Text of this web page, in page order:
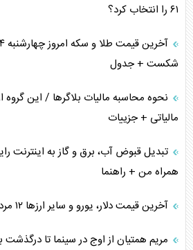
۶۱ را انتخاب کرد؟
شکست + جدول
نحوه محاسبه مالیات بلاگر‌ها / این گروه
مالیاتی + جزییات
تبدیل قبوض آب، برق و گاز به اینترنت
همراه من + راهنما
آخرین قیمت دلار، یورو و سایر ارز‌ها ۱۲ مرداد ۱۴۰۵ / جدول
مریم همتیان از اوج در سینما تا درگذشت